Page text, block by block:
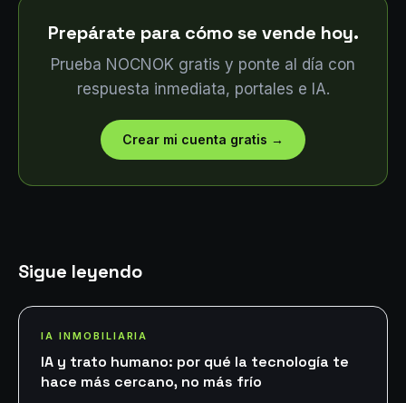
Prepárate para cómo se vende hoy.
Prueba NOCNOK gratis y ponte al día con
respuesta inmediata, portales e IA.
Crear mi cuenta gratis →
Sigue leyendo
IA INMOBILIARIA
IA y trato humano: por qué la tecnología te
hace más cercano, no más frío